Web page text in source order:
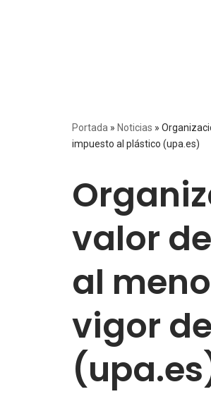
Portada » Noticias »
impuesto al plástico (upa.es)
valor
al
vigor